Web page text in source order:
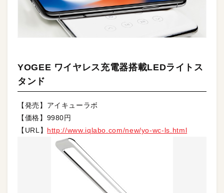
YOGEE ワイヤレス充電器搭載LEDライトス
タンド
【発売】アイキューラボ
【価格】9980円
【URL】 http://www.iqlabo.com/new/yo-wc-ls.html